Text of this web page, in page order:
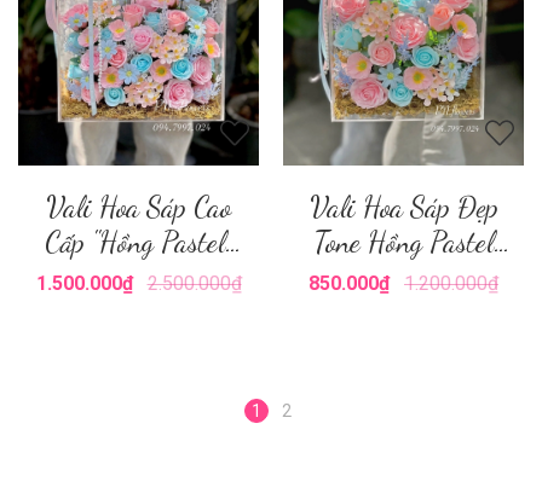
Vali Hoa Sáp Cao
Cấp "Hồng Pastel"
Size Lớn
1.500.000₫ 2.500.000₫
Vali Hoa Sáp Đẹp
Tone Hồng Pastel
Size Nhỏ
850.000₫ 1.200.000₫
1 2